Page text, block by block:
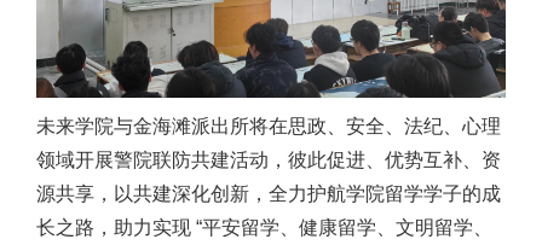
未来学院与金海滩派出所将在思政、安全、法纪、心理
领域开展警院联防共建活动，彼此促进、优势互补、资
源共享，以共建深化创新，全力护航学院留学学子的成
长之路，助力实现 “平安留学、健康留学、文明留学、